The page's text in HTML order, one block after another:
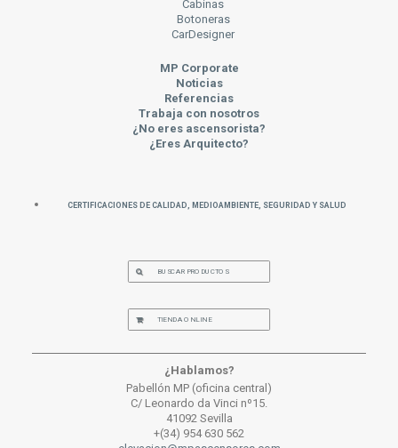
Cabinas
Botoneras
CarDesigner
MP Corporate
Noticias
Referencias
Trabaja con nosotros
¿No eres ascensorista?
¿Eres Arquitecto?
Certificaciones de Calidad, Medioambiente, Seguridad y Salud
BUSCAR PRODUCTOS
TIENDA ONLINE
¿Hablamos?
Pabellón MP (oficina central)
C/ Leonardo da Vinci nº15.
41092 Sevilla
+(34) 954 630 562